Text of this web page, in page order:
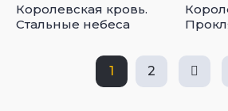
Королевская кровь.
Стальные небеса
1 2